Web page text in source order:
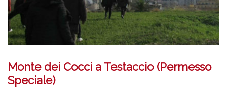
Monte dei Cocci a Testaccio (Permesso
Speciale)